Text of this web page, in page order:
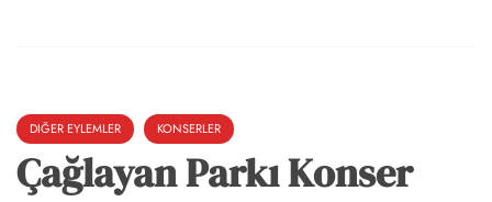
DIĞER EYLEMLER KONSERLER
Çağlayan Parkı Konser